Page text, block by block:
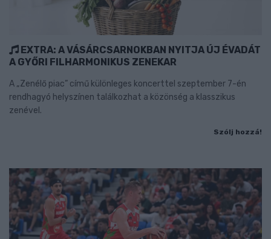
EXTRA: A VÁSÁRCSARNOKBAN NYITJA ÚJ ÉVADÁT
A GYŐRI FILHARMONIKUS ZENEKAR
A „Zenélő piac” című különleges koncerttel szeptember 7-én
rendhagyó helyszínen találkozhat a közönség a klasszikus
zenével.
Szólj hozzá!